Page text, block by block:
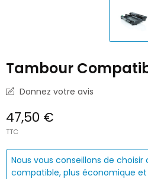
Tambour
Donnez votre avis
47,50 €
TTC
Nous vous conseillons de
compatible, plus économique